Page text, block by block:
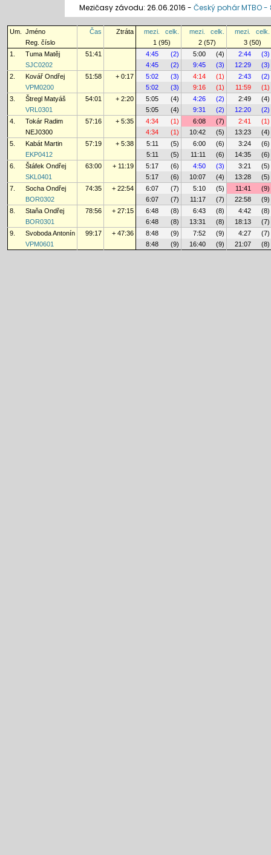
Mezičasy závodu: 26.06.2016 - Český pohár MTBO -
Um. Jméno Čas Ztráta mezi. celk. mezi. celk. mezi.
celk.
Reg. číslo
1 (95) 2 (57)
3 (50)
1.
Tuma Matěj 51:41 4:45 (2) 5:00 (4) 2:44
(3)
SJC0202
4:45 (2) 9:45 (3) 12:29
(3)
2.
Kovář Ondřej 51:58 + 0:17 5:02 (3) 4:14 (1) 2:43
(2)
VPM0200
5:02 (3) 9:16 (1) 11:59
(1)
3.
Štregl Matyáš 54:01 + 2:20 5:05 (4) 4:26 (2) 2:49
(4)
VRL0301
5:05 (4) 9:31 (2) 12:20
(2)
4.
Tokár Radim 57:16 + 5:35 4:34 (1) 6:08 (7) 2:41
(1)
NEJ0300
4:34 (1) 10:42 (5) 13:23
(4)
5.
Kabát Martin 57:19 + 5:38 5:11 (5) 6:00 (6) 3:24
(6)
EKP0412
5:11 (5) 11:11 (6) 14:35
(6)
6.
Štáfek Ondřej 63:00 + 11:19 5:17 (6) 4:50 (3) 3:21
(5)
SKL0401
5:17 (6) 10:07 (4) 13:28
(5)
7.
Socha Ondřej 74:35 + 22:54 6:07 (7) 5:10 (5) 11:41
(9)
BOR0302
6:07 (7) 11:17 (7) 22:58
(9)
8.
Staňa Ondřej 78:56 + 27:15 6:48 (8) 6:43 (8) 4:42
(8)
BOR0301
6:48 (8) 13:31 (8) 18:13
(7)
9.
Svoboda Antonín 99:17 + 47:36 8:48 (9) 7:52 (9) 4:27
(7)
VPM0601
8:48 (9) 16:40 (9) 21:07 (8)